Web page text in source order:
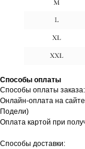
Способы оплаты
Способы оплаты заказа:
Онлайн-оплата на
Подели)
Оплата картой при
Способы доставки: